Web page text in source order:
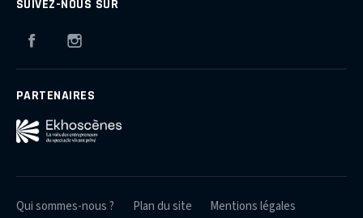
SUIVEZ-NOUS SUR
Facebook
PARTENAIRES
Qui sommes-nous ? Plan du site Mentions légales